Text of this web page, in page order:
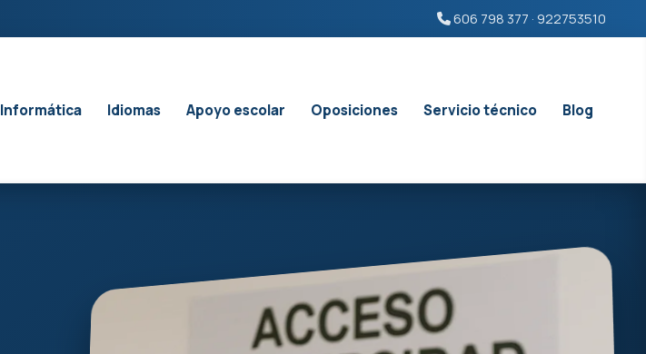
606 798 377 · 922753510
Informática Idiomas Apoyo escolar Oposiciones Servicio técnico Blog